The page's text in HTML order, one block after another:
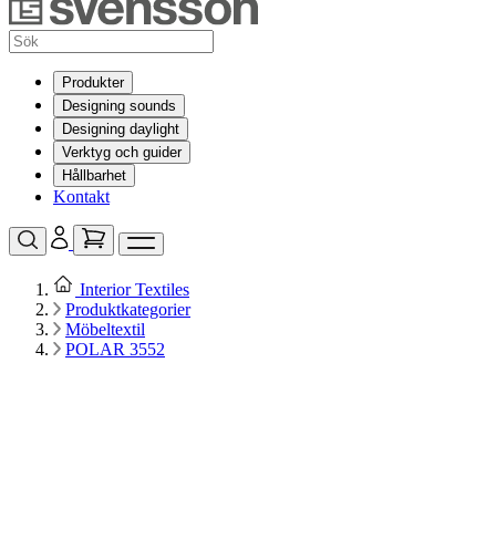
Produkter
Designing sounds
Designing daylight
Verktyg och guider
Hållbarhet
Kontakt
Interior Textiles
Produktkategorier
Möbeltextil
POLAR 3552